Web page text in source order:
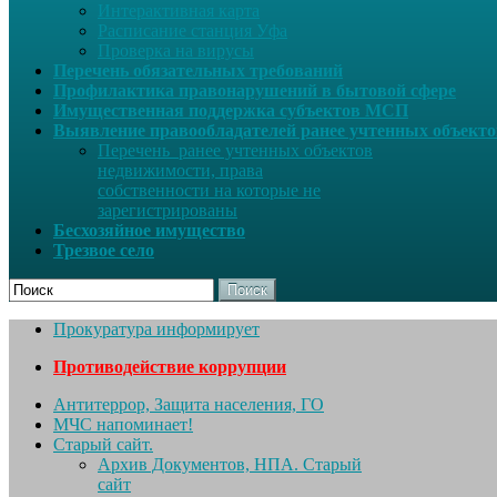
Интерактивная карта
Расписание станция Уфа
Проверка на вирусы
Перечень обязательных требований
Профилактика правонарушений в бытовой сфере
Имущественная поддержка субъектов МСП
Выявление правообладателей ранее учтенных
Перечень ранее учтенных объектов
недвижимости, права
собственности на которые не
зарегистрированы
Бесхозяйное имущество
Трезвое село
Поиск
Прокуратура информирует
Противодействие коррупции
Антитеррор, Защита населения, ГО
МЧС напоминает!
Старый сайт.
Архив Документов, НПА. Старый
сайт